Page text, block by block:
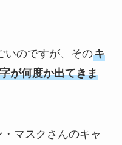
いのですが、そのキ
が何度か出てきま
マスクさんのキャ